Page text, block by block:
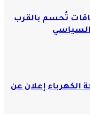
تُحسم بالقرب
السياسي
إعلان عن